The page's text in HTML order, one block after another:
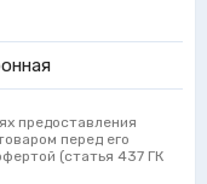
предоставления
перед его
(статья 437 ГК